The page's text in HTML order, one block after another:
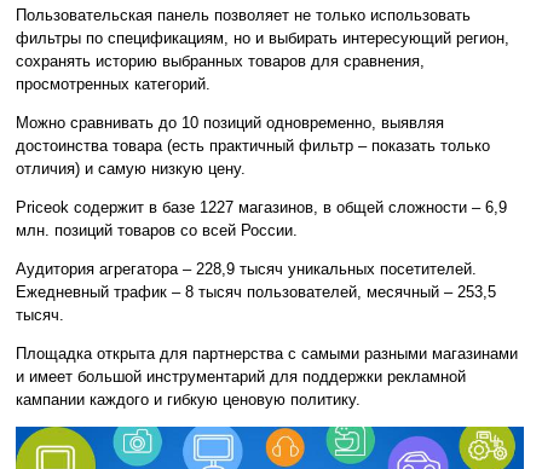
Пользовательская панель позволяет не только использовать
фильтры по спецификациям, но и выбирать интересующий регион,
сохранять историю выбранных товаров для сравнения,
просмотренных категорий.
Можно сравнивать до 10 позиций одновременно, выявляя
достоинства товара (есть практичный фильтр – показать только
отличия) и самую низкую цену.
Priceok содержит в базе 1227 магазинов, в общей сложности – 6,9
млн. позиций товаров со всей России.
Аудитория агрегатора – 228,9 тысяч уникальных посетителей.
Ежедневный трафик – 8 тысяч пользователей, месячный – 253,5
тысяч.
Площадка открыта для партнерства с самыми разными магазинами
и имеет большой инструментарий для поддержки рекламной
кампании каждого и гибкую ценовую политику.